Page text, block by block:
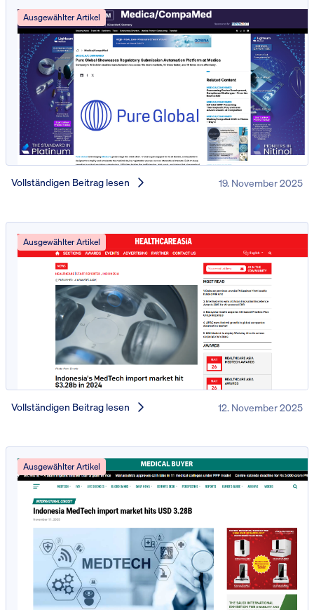
Ausgewählter Artikel
Vollständigen Beitrag lesen 19. November 2025
Ausgewählter Artikel
Vollständigen Beitrag lesen 12. November 2025
Ausgewählter Artikel